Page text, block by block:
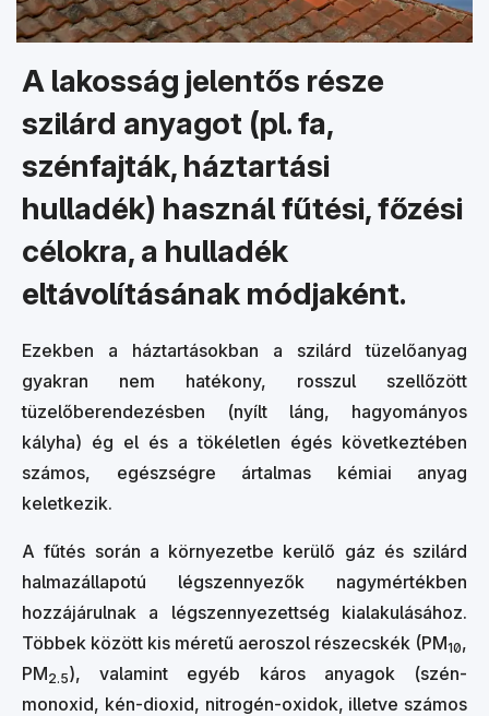
A lakosság jelentős része
szilárd anyagot (pl. fa,
szénfajták, háztartási
hulladék) használ fűtési, főzési
célokra, a hulladék
eltávolításának módjaként.
Ezekben a háztartásokban a szilárd tüzelőanyag
gyakran nem hatékony, rosszul szellőzött
tüzelőberendezésben (nyílt láng, hagyományos
kályha) ég el és a tökéletlen égés következtében
számos, egészségre ártalmas kémiai anyag
keletkezik.
A fűtés során a környezetbe kerülő gáz és szilárd
halmazállapotú légszennyezők nagymértékben
hozzájárulnak a légszennyezettség kialakulásához.
Többek között kis méretű aeroszol részecskék (PM10,
PM2.5), valamint egyéb káros anyagok (szén-
monoxid, kén-dioxid, nitrogén-oxidok, illetve számos